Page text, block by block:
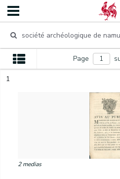
Page
1
2 medias